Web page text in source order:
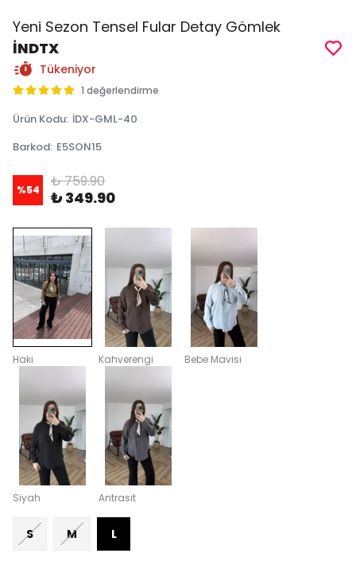
Yeni Sezon Tensel Fular Detay Gömlek
İNDTX
Tükeniyor
1 değerlendirme
Ürün Kodu: İDX-GML-40
Barkod: E5SON15
%54 ₺ 759.90
₺ 349.90
Haki Kahverengi Bebe Mavisi
Siyah Antrasit
S M L